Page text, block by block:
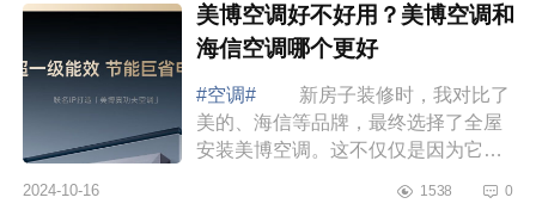
美博空调好不好用？美博空调和
海信空调哪个更好
#空调#
新房子装修时，我对比了
美的、海信等品牌，最终选择了全屋
安装美博空调。这不仅仅是因为它的
能效果以及外观设计都让我非常满
2024-10-16 1538 0